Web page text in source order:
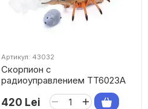
Артикул: 43032
Скорпион с
радиоуправлением TT6023A
420 Lei